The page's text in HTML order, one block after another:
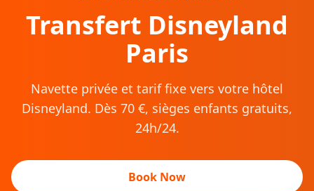
Transfert Disneyland
Paris
Navette privée et tarif fixe vers votre hôtel
Disneyland. Dès 70 €, sièges enfants gratuits,
24h/24.
Book Now